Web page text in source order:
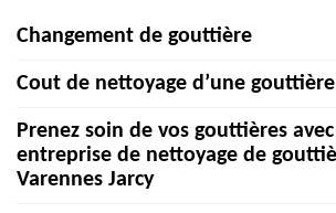
Changement de gouttière
Les gouttières sont indispensables pour toute
puissent remplir correctement ce rôle, elles
parfait. Mais plusieurs propriétaires de logement
pas quand changer leurs gouttières ou les
Cout de nettoyage d’une gouttière
Nettoyer une gouttière n’est pas un travail très
genre de travail peut requérir des outils
budget bien préparé. Votre gouttière doit être
Prenez soin de vos gouttières
entreprise de nettoyage de
Varennes Jarcy